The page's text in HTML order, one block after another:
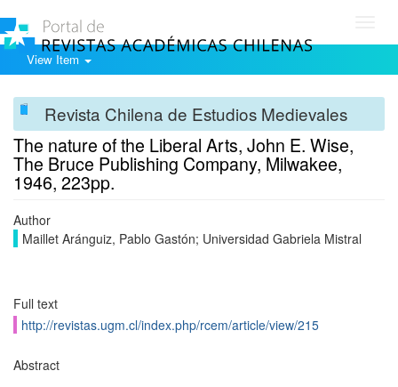
View Item
Revista Chilena de Estudios Medievales
The nature of the Liberal Arts, John E. Wise,
The Bruce Publishing Company, Milwakee,
1946, 223pp.
Author
Maillet Aránguiz, Pablo Gastón; Universidad Gabriela Mistral
Full text
http://revistas.ugm.cl/index.php/rcem/article/view/215
Abstract